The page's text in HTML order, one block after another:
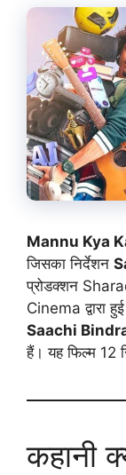
Mannu Kya
जिसका निर्देशन
प्रोडक्शन
Cinema द्वारा
Saachi
हैं। यह फिल्म 12
कहानी